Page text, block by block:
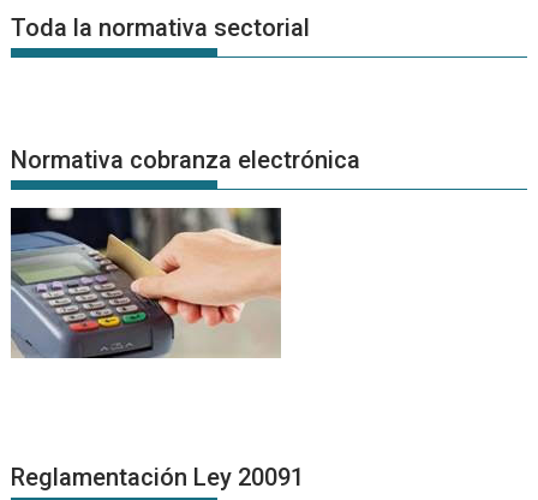
Noticias
Toda la normativa sectorial
Normativa cobranza electrónica
Reglamentación Ley 20091